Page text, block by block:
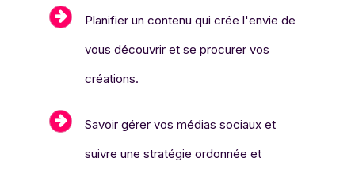
Planifier un contenu qui crée l'envie de
vous découvrir et se procurer vos
créations.
Savoir gérer vos médias sociaux et
suivre une stratégie ordonnée et